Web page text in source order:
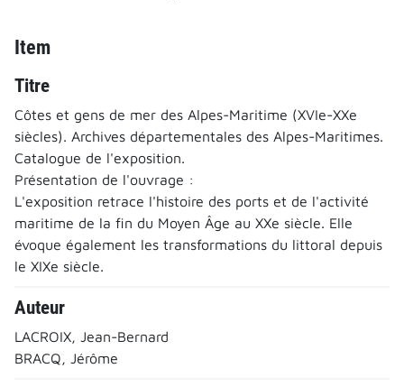
Item
Titre
Côtes et gens de mer des Alpes-Maritime (XVIe-XXe
siècles). Archives départementales des Alpes-Maritimes.
Catalogue de l'exposition.
Présentation de l'ouvrage :
L'exposition retrace l'histoire des ports et de l'activité
maritime de la fin du Moyen Âge au XXe siècle. Elle
évoque également les transformations du littoral depuis
le XIXe siècle.
Auteur
LACROIX, Jean-Bernard
BRACQ, Jérôme